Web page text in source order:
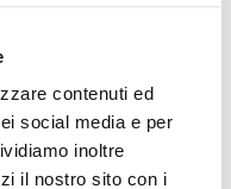
contenuti ed
social media e per
inoltre
il nostro sito con i